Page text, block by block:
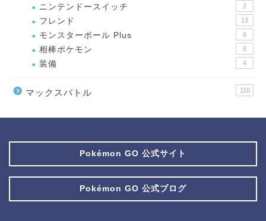
ニンテンドースイッチ 2
フレンド 13
モンスターボール Plus 6
相棒ポケモン 8
装備 4
マックスバトル 110
Pokémon GO 公式サイト
Pokémon GO 公式ブログ